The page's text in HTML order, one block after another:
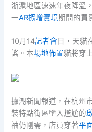
浙滬地區速速年夜降溫
一AR擴增實境期間的買
10月14記者會 日，天貓
謠。本場地佈置貓將穿
據潮新聞報道，在杭州
裝特點街區墮入尷尬的
袖仍剛需，店員穿著平